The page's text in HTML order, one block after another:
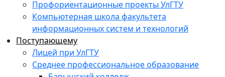
Профориентационные проекты УлГТУ
Компьютерная школа факультета
информационных систем и технологий
Поступающему
Лицей при УлГТУ
Среднее профессиональное образование